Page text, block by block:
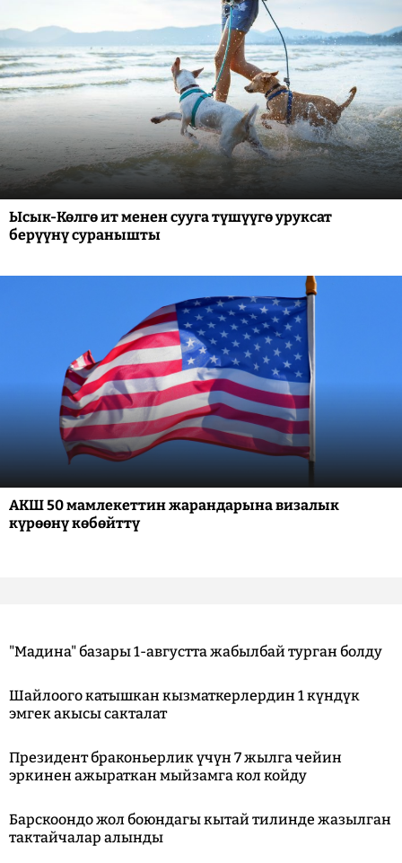
Ысык-Көлгө ит менен сууга түшүүгө уруксат
берүүнү суранышты
АКШ 50 мамлекеттин жарандарына визалык
күрөөнү көбөйттү
"Мадина" базары 1-августта жабылбай турган болду
Шайлоого катышкан кызматкерлердин 1 күндүк
эмгек акысы сакталат
Президент браконьерлик үчүн 7 жылга чейин
эркинен ажыраткан мыйзамга кол койду
Барскоондо жол боюндагы кытай тилинде жазылган
тактайчалар алынды